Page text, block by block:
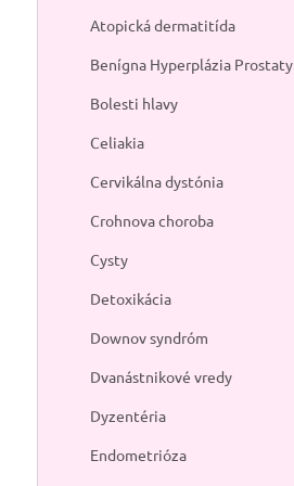
Atopická dermatitída
Benígna Hyperplázia Prostaty
Bolesti hlavy
Celiakia
Cervikálna dystónia
Crohnova choroba
Cysty
Detoxikácia
Downov syndróm
Dvanástnikové vredy
Dyzentéria
Endometrióza